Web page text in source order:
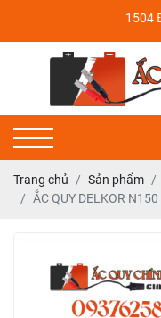
1504 Đại Lộ Bình
Trang chủ Sản phẩm
ẮC QUY DELKOR